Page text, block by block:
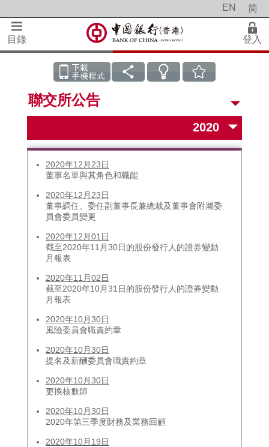
EN 简
目錄 登入
聯交所公告
2020年12月23日
董事名單與其角色和職能
2020年12月23日
董事調任、委任副董事長兼總裁及董事會附屬委
員會委員變更
2020年12月01日
截至2020年11月30日的股份發行人的證券變動
月報表
2020年11月02日
截至2020年10月31日的股份發行人的證券變動
月報表
2020年10月30日
風險委員會職責約章
2020年10月30日
提名及薪酬委員會職責約章
2020年10月30日
更換核數師
2020年10月30日
2020年第三季度財務及業務回顧
2020年10月19日